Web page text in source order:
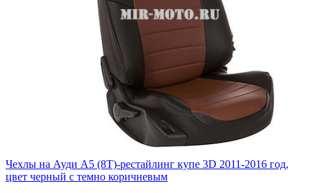
Чехлы на Ауди А5 (8Т)-рестайлинг купе 3D 2011-2016 год,
цвет черный с темно коричневым